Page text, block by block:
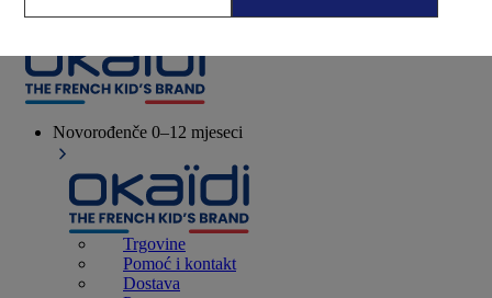
Novorođenče 0–12 mjeseci
Trgovine
Pomoć i kontakt
Dostava